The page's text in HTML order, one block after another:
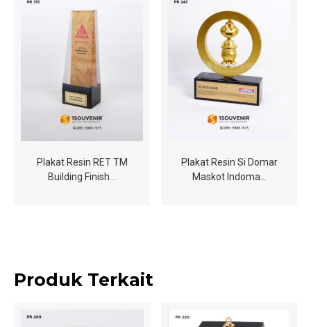
Plakat Resin RET TM
Building Finish…
Plakat Resin Si Domar
Maskot Indoma…
Produk Terkait